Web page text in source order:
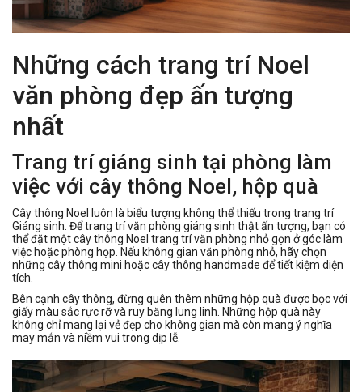
Những cách trang trí Noel
văn phòng đẹp ấn tượng
nhất
Trang trí giáng sinh tại phòng làm
việc với cây thông Noel, hộp quà
Cây thông Noel luôn là biểu tượng không thể thiếu trong trang trí
Giáng sinh. Để trang trí văn phòng giáng sinh thật ấn tượng, bạn có
thể đặt một cây thông Noel trang trí văn phòng nhỏ gọn ở góc làm
việc hoặc phòng họp. Nếu không gian văn phòng nhỏ, hãy chọn
những cây thông mini hoặc cây thông handmade để tiết kiệm diện
tích.
Bên cạnh cây thông, đừng quên thêm những hộp quà được bọc với
giấy màu sắc rực rỡ và ruy băng lung linh. Những hộp quà này
không chỉ mang lại vẻ đẹp cho không gian mà còn mang ý nghĩa
may mắn và niềm vui trong dịp lễ.